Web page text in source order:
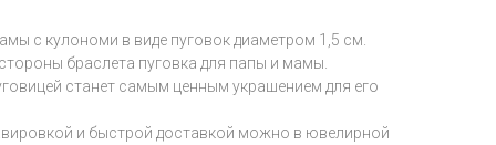
с кулономи в виде пуговок диаметром 1,5 см.
браслета пуговка для папы и мамы.
станет самым ценным украшением для его
и быстрой доставкой можно в ювелирной